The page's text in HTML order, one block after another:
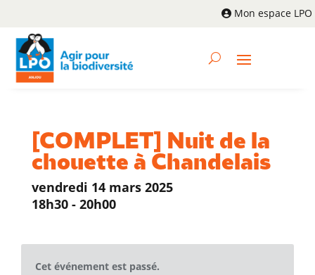
Mon espace LPO
[COMPLET] Nuit de la
chouette à Chandelais
vendredi 14 mars 2025
18h30 - 20h00
Cet événement est passé.